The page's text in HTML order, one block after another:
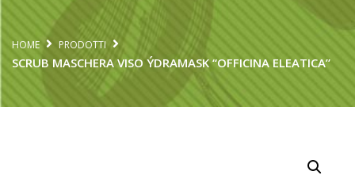
HOME PRODOTTI
SCRUB MASCHERA VISO ÝDRAMASK “OFFICINA ELEATICA”